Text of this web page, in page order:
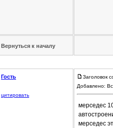
Вернуться к началу
Гость
цитировать
Заголовок
Добавлено:
мерседес
мерседес